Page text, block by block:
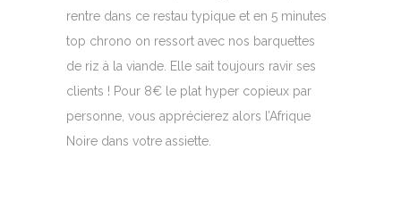
rentre dans ce restau typique et en 5 minutes
top chrono on ressort avec nos barquettes
de riz à la viande. Elle sait toujours ravir ses
clients ! Pour 8€ le plat hyper copieux par
personne, vous apprécierez alors l’Afrique
Noire dans votre assiette.